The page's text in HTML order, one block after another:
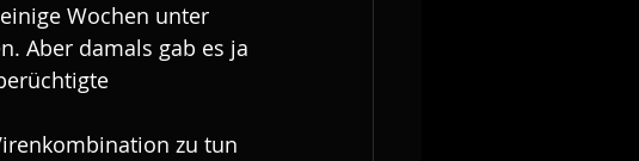
Wochen unter
Aber damals gab es ja
zu tun